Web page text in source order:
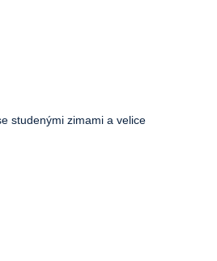
studenými zimami a velice